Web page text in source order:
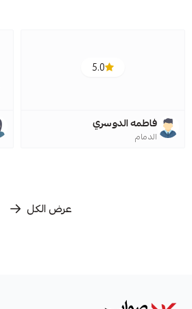
5.0
فاطمه الدوسري
الدمام
عرض الكل